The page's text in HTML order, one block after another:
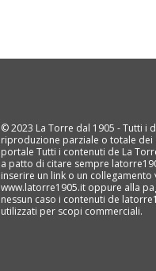
© 2023 La Torre dal 1905 - Tutti i
riproduzione parziale o totale dei
portale Tutti i contenuti de La
a patto di citare sempre
inserire un link o un collegamento
www.latorre1905.it oppure alla
nessun caso i contenuti de
utilizzati per scopi commerciali.